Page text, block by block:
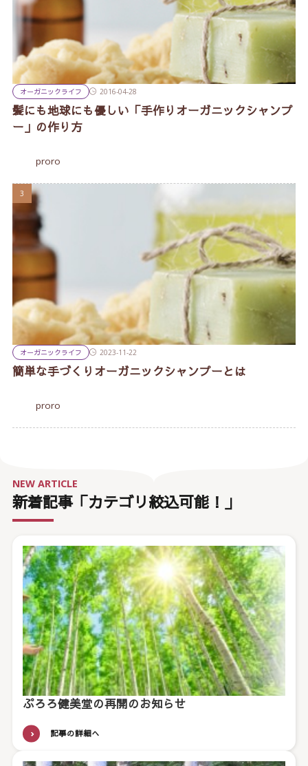
オーガニックライフ 2016-04-28
髪にも地球にも優しい「手作りオーガニックシャンプ
ー」の作り方
proro
オーガニックライフ 2023-11-22
簡単な手づくりオーガニックシャンプーとは
proro
新着記事「カテゴリ絞込可能！」
NEW ARTICLE
ぷろろ健美堂の再開のお知らせ
記事の詳細へ